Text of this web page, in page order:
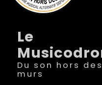
Le
Du son hors des
murs